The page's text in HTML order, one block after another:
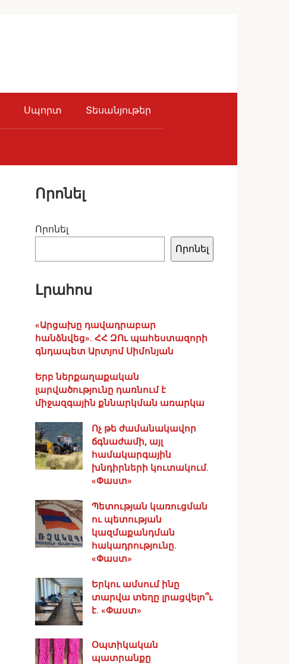
Սպորտ Տեսանյութեր
Որոնել
Որոնել
Որոնել
Լրահոս
«Արցախը դավադրաբար
հանձնվեց». ՀՀ ԶՈւ պահեստազորի
գնդապետ Արտյոմ Սիմոնյան
Երբ ներքաղաքական
լարվածությունը դառնում է
միջազգային քննարկման առարկա
Ոչ թե ժամանակավոր
ճգնաժամի, այլ
համակարգային
խնդիրների կուտակում.
«Փաստ»
Պետության կառուցման
ու պետության
կազմաքանդման
հակադրությունը.
«Փաստ»
Երկու ամսում ինը
տարվա տեղը լրացվելո՞ւ
է. «Փաստ»
Օպտիկական
պատրանքը